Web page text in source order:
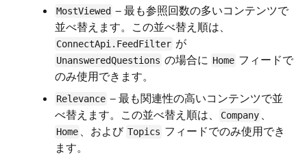
MostViewed — 最も参照回数の多いコンテンツで
並べ替えます。この並べ替え順は、
ConnectApi.FeedFilter が
UnansweredQuestions の場合に Home フィードで
のみ使用できます。
Relevance — 最も関連性の高いコンテンツで並
べ替えます。この並べ替え順は、
Company 、
Home 、および Topics フィードでのみ使用でき
ます。